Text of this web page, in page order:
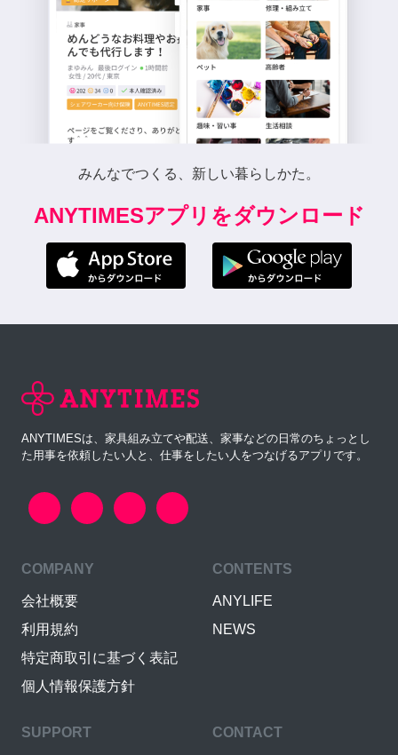
みんなでつくる、新しい暮らしかた。
ANYTIMESアプリをダウンロード
ANYTIMESは、家具組み立てや配送、家事などの日常のちょっとし
た用事を依頼したい人と、仕事をしたい人をつなげるアプリです。
COMPANY
会社概要
利用規約
特定商取引に基づく表記
個人情報保護方針
CONTENTS
ANYLIFE
NEWS
SUPPORT CONTACT